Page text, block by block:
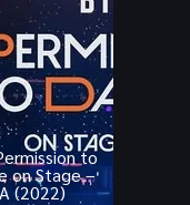
to
on Stage –
(2022)